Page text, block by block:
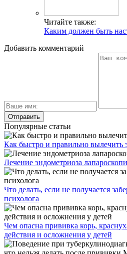
Читайте также:
Каким должен быть
Добавить комментарий
Популярные статьи
Как быстро и правильно вылечить
Лечение эндометриоза
Что делать, если не получается
психолога
Чем опасна прививка корь,
действия и осложнения у детей